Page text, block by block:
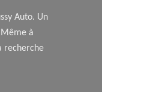
Auto. Un
à
recherche